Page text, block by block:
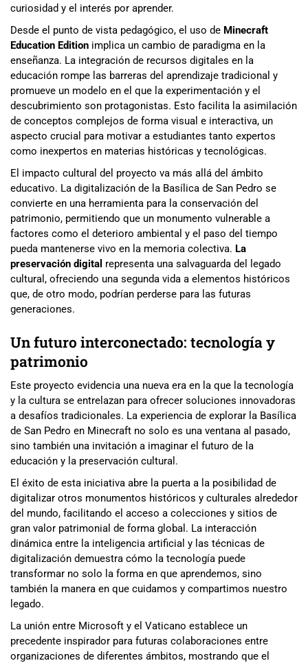
curiosidad y el interés por aprender.
Desde el punto de vista pedagógico, el uso de Minecraft
Education Edition implica un cambio de paradigma en la
enseñanza. La integración de recursos digitales en la
educación rompe las barreras del aprendizaje tradicional y
promueve un modelo en el que la experimentación y el
descubrimiento son protagonistas. Esto facilita la asimilación
de conceptos complejos de forma visual e interactiva, un
aspecto crucial para motivar a estudiantes tanto expertos
como inexpertos en materias históricas y tecnológicas.
El impacto cultural del proyecto va más allá del ámbito
educativo. La digitalización de la Basílica de San Pedro se
convierte en una herramienta para la conservación del
patrimonio, permitiendo que un monumento vulnerable a
factores como el deterioro ambiental y el paso del tiempo
pueda mantenerse vivo en la memoria colectiva. La
preservación digital representa una salvaguarda del legado
cultural, ofreciendo una segunda vida a elementos históricos
que, de otro modo, podrían perderse para las futuras
generaciones.
Un futuro interconectado: tecnología y
patrimonio
Este proyecto evidencia una nueva era en la que la tecnología
y la cultura se entrelazan para ofrecer soluciones innovadoras
a desafíos tradicionales. La experiencia de explorar la Basílica
de San Pedro en Minecraft no solo es una ventana al pasado,
sino también una invitación a imaginar el futuro de la
educación y la preservación cultural.
El éxito de esta iniciativa abre la puerta a la posibilidad de
digitalizar otros monumentos históricos y culturales alrededor
del mundo, facilitando el acceso a colecciones y sitios de
gran valor patrimonial de forma global. La interacción
dinámica entre la inteligencia artificial y las técnicas de
digitalización demuestra cómo la tecnología puede
transformar no solo la forma en que aprendemos, sino
también la manera en que cuidamos y compartimos nuestro
legado.
La unión entre Microsoft y el Vaticano establece un
precedente inspirador para futuras colaboraciones entre
organizaciones de diferentes ámbitos, mostrando que el